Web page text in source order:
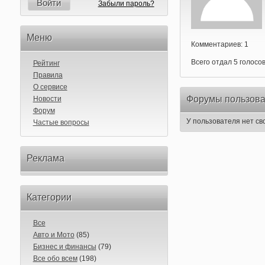
Войти Забыли пароль?
Меню
Рейтинг
Правила
О сервисе
Новости
Форум
Частые вопросы
Реклама
Категории
Все
Авто и Мото(85)
Бизнес и финансы (79)
Все обо всем(198)
Комментариев: 1
Всего отдал 5
Форумы
У пользователя нет